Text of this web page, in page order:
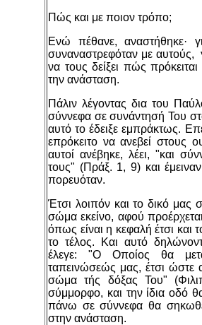
Πώς και με ποιον τρόπο;
Ενώ πέθανε, αναστήθηκε·
συναναστρεφόταν με αυτούς,
να τους δείξει πώς
την ανάσταση.
Πάλιν λέγοντας δια του
σύννεφα σε συνάντησή Του
αυτό το έδειξε εμπράκτως.
επρόκειτο να ανεβεί στους
αυτοί ανέβηκε, λέει, "και
τους" (Πράξ. 1, 9) και
πορευόταν.
Έτσι λοιπόν και το δικό μας
σώμα εκείνο, αφού
όπως είναι η κεφαλή έτσι και
το τέλος. Και αυτό
έλεγε: "Ο Οποίος θα
ταπεινώσεώς μας, έτσι ώστε
σώμα τής δόξας Του"
σύμμορφο, και την ίδια οδό
πάνω σε σύννεφα θα
στην ανάσταση.